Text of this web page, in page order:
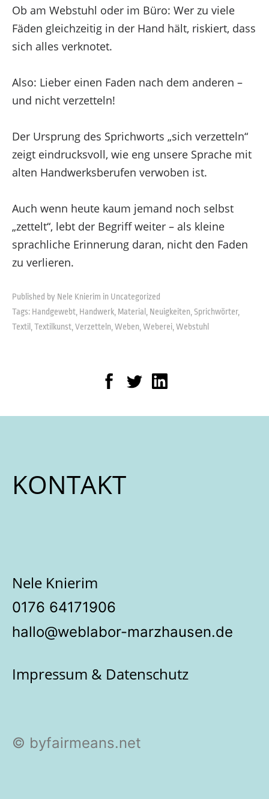
Ob am Webstuhl oder im Büro: Wer zu viele
Fäden gleichzeitig in der Hand hält, riskiert, dass
sich alles verknotet.
Also: Lieber einen Faden nach dem anderen –
und nicht verzetteln!
Der Ursprung des Sprichworts „sich verzetteln“
zeigt eindrucksvoll, wie eng unsere Sprache mit
alten Handwerksberufen verwoben ist.
Auch wenn heute kaum jemand noch selbst
„zettelt“, lebt der Begriff weiter – als kleine
sprachliche Erinnerung daran, nicht den Faden
zu verlieren.
Published by Nele Knierim in Uncategorized
Tags: Handgewebt, Handwerk, Material Neuigkeiten Sprichwörter,
Textil Textilkunst, Verzetteln Weben Weberei, Webstuhl
KONTAKT
Nele Knierim
‭0176 64171906‬
hallo@weblabor-marzhausen.de
Impressum & Datenschutz
© byfairmeans.net